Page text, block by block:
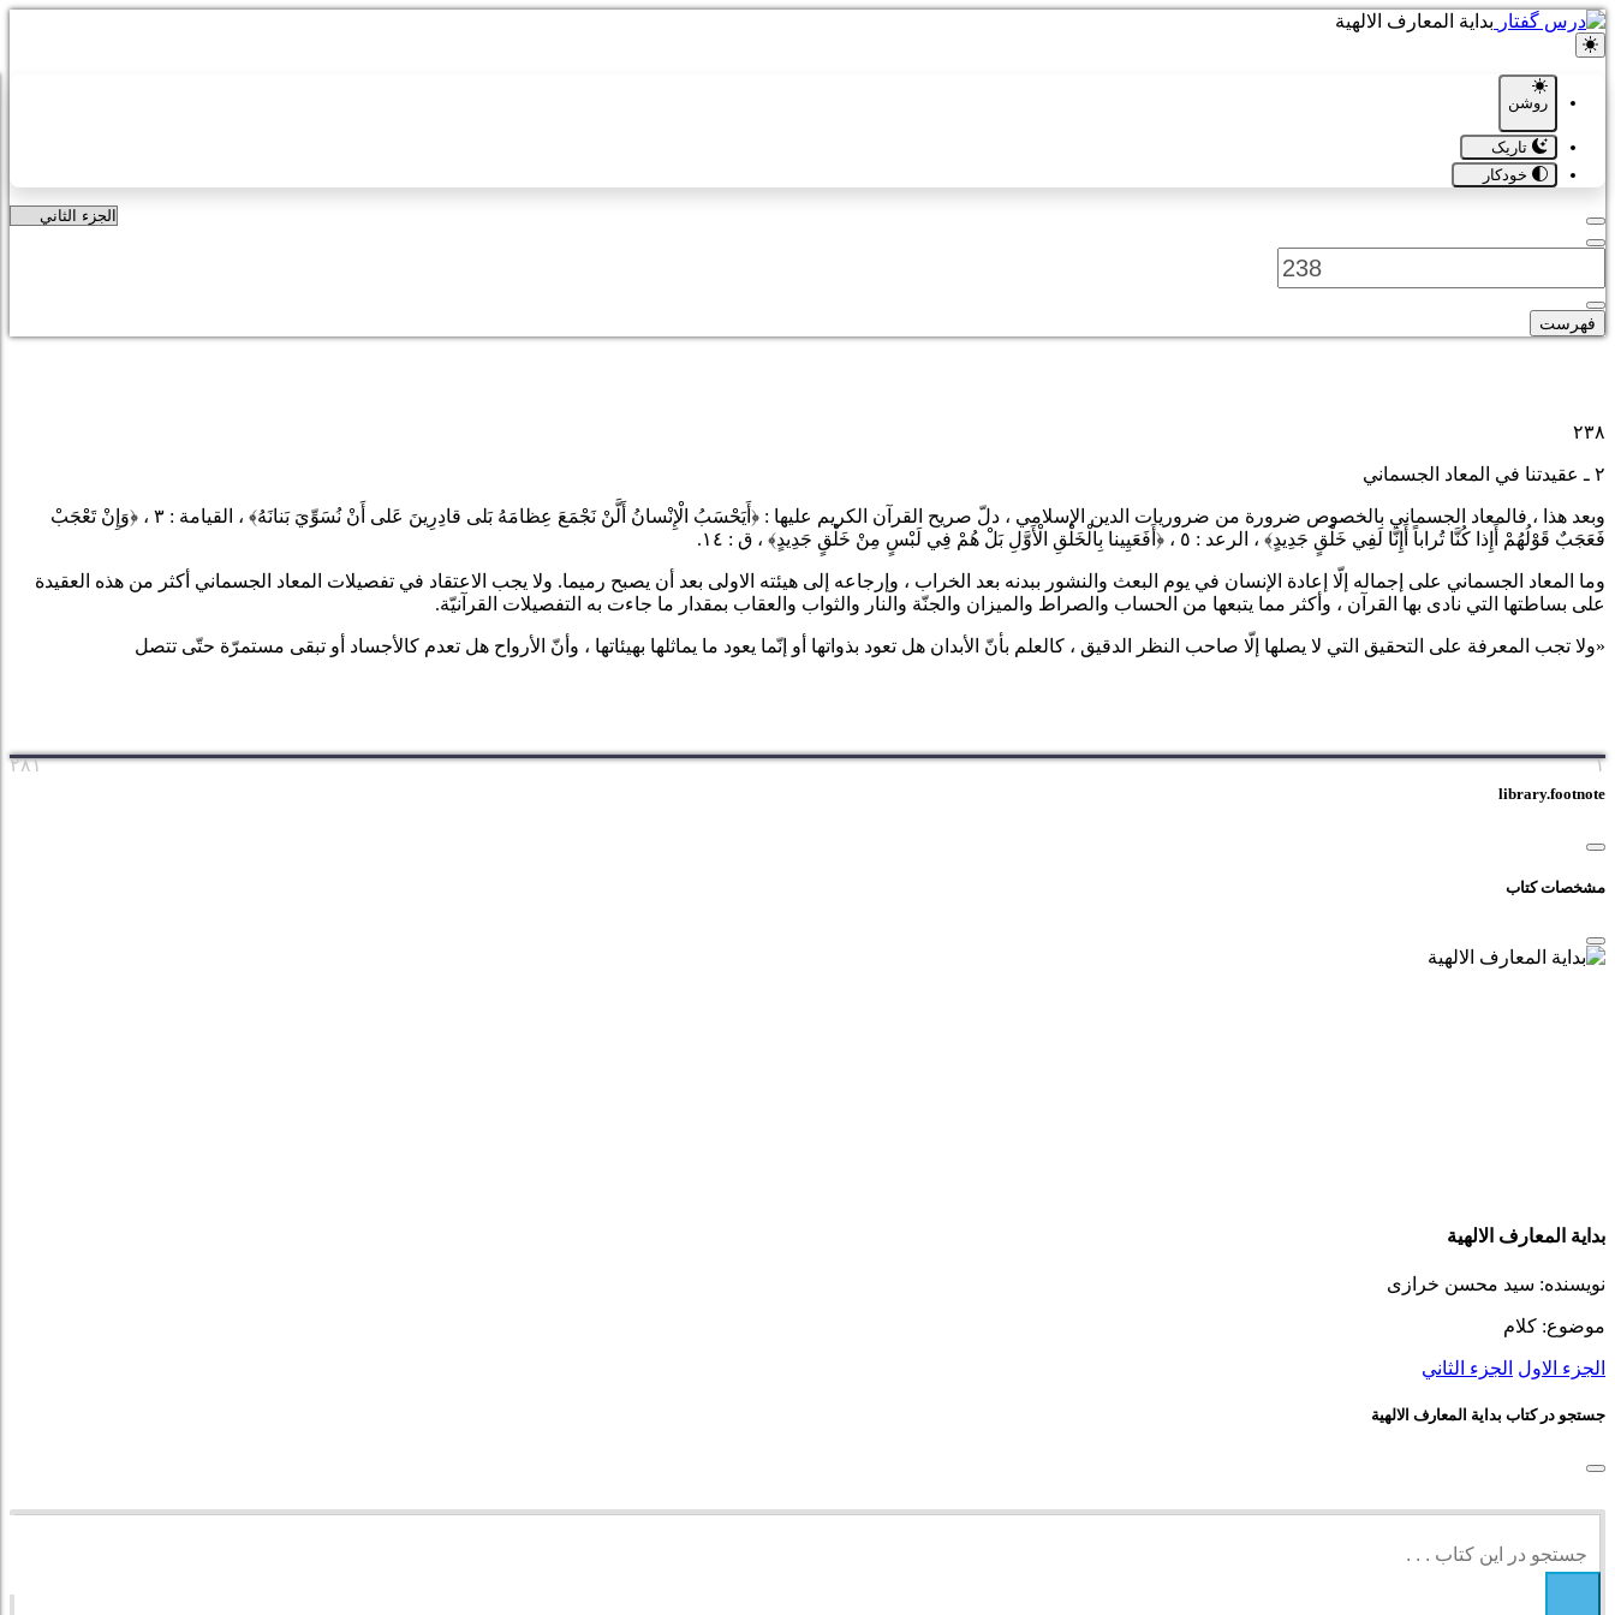
بدایة المعارف الالهیة
روشن
تاریک
فهرست
٢٣٨
٢ ـ عقيدتنا في المعاد الجسماني
وبعد هذا ، فالمعاد الجسماني بالخصوص ضرورة من ضروريات الدين الإسلامي ، دلّ صريح القرآن الكريم عليها : ﴿أَيَحْسَبُ الْإِنْسانُ أَلَّنْ نَجْمَعَ عِظامَهُ بَلى قادِرِينَ عَلى أَنْ نُسَوِّيَ بَنانَهُ﴾ ، القيامة : ٣ ، ﴿وَإِنْ تَعْجَبْ
فَعَجَبٌ قَوْلُهُمْ أَإِذا كُنَّا تُراباً أَإِنَّا لَفِي خَلْقٍ جَدِيدٍ﴾ ، الرعد : ٥ ، ﴿ أَفَعَيِينا بِالْخَلْقِ الْأَوَّلِ بَلْ هُمْ فِي لَبْسٍ مِنْ خَلْقٍ جَدِيدٍ﴾ ، ق : ١٤.
وما المعاد الجسماني على إجماله إلّا إعادة الإنسان في يوم البعث والنشور ببدنه بعد الخراب ، وإرجاعه إلى هيئته الاولى بعد أن يصبح رميما. ولا يجب الاعتقاد في تفصيلات المعاد الجسماني أكثر من هذه العقيدة
على بساطتها التي نادى بها القرآن ، وأكثر مما يتبعها من الحساب والصراط والميزان والجنّة والنار والثواب والعقاب بمقدار ما جاءت به التفصيلات القرآنيّة.
«ولا تجب المعرفة على التحقيق التي لا يصلها إلّا صاحب النظر الدقيق ، كالعلم بأنّ الأبدان هل تعود بذواتها أو إنّما يعود ما يماثلها بهيئاتها ، وأنّ الأرواح هل تعدم كالأجساد أو تبقى مستمرّة حتّى تتصل
۲۸۱ ۱
library.footnote
مشخصات کتاب
بدایة المعارف الالهیة
نویسنده: سید محسن خرازی
موضوع: کلام
الجزء الاول الجزء الثاني
جستجو در کتاب بدایة المعارف الالهیة